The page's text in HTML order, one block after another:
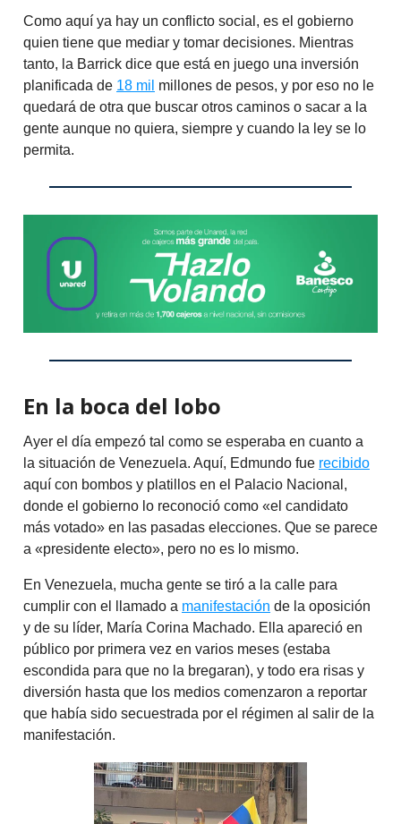
Como aquí ya hay un conflicto social, es el gobierno
quien tiene que mediar y tomar decisiones. Mientras
tanto, la Barrick dice que está en juego una inversión
planificada de 18 mil millones de pesos, y por eso no le
quedará de otra que buscar otros caminos o sacar a la
gente aunque no quiera, siempre y cuando la ley se lo
permita.
En la boca del lobo
Ayer el día empezó tal como se esperaba en cuanto a
la situación de Venezuela. Aquí, Edmundo fue recibido
aquí con bombos y platillos en el Palacio Nacional,
donde el gobierno lo reconoció como «el candidato
más votado» en las pasadas elecciones. Que se parece
a «presidente electo», pero no es lo mismo.
En Venezuela, mucha gente se tiró a la calle para
cumplir con el llamado a manifestación de la oposición
y de su líder, María Corina Machado. Ella apareció en
público por primera vez en varios meses (estaba
escondida para que no la bregaran), y todo era risas y
diversión hasta que los medios comenzaron a reportar
que había sido secuestrada por el régimen al salir de la
manifestación.